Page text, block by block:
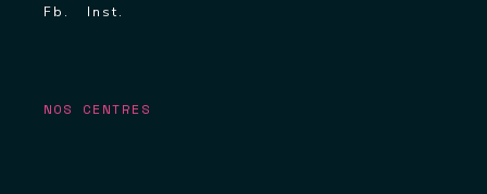
Fb. Inst.
NOS CENTRES